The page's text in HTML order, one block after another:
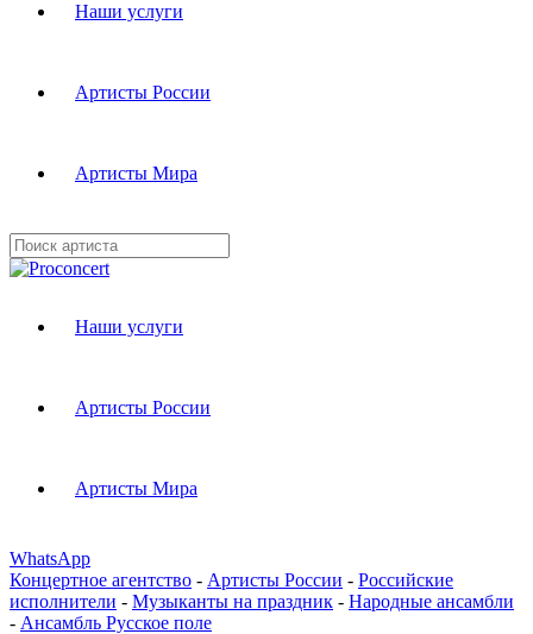
Наши услуги
Артисты России
Артисты Мира
Наши услуги
Артисты России
Артисты Мира
WhatsApp
Концертное агентство - Артисты России - Российские
исполнители - Музыканты на праздник - Народные ансамбли
- Ансамбль Русское поле